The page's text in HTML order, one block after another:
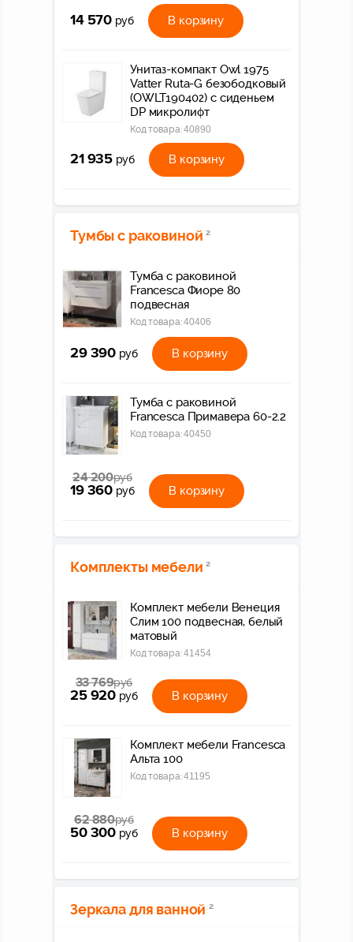
14 570 руб В корзину
Унитаз-компакт Owl 1975
Vatter Ruta-G безободковый
(OWLT190402) с сиденьем
DP микролифт
Код товара:40890
21 935 руб В корзину
Тумбы с раковиной 2
Тумба с раковиной
Francesca Фиоре 80
подвесная
Код товара:40406
29 390 руб В корзину
Тумба с раковиной
Francesca Примавера 60-2.2
Код товара:40450
24 200руб
19 360 руб В корзину
Комплекты мебели 2
Комплект мебели Венеция
Слим 100 подвесная, белый
матовый
Код товара:41454
33 769руб
25 920 руб В корзину
Комплект мебели Francesca
Альта 100
Код товара:41195
62 880руб
50 300 руб В корзину
Зеркала для ванной 2